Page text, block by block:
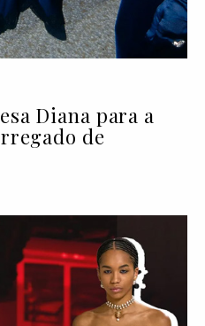
Diana para a
de